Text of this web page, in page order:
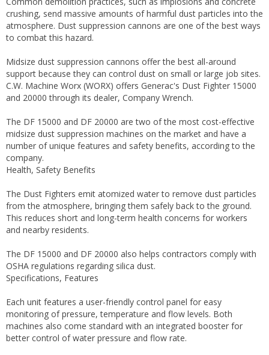
crushing, send massive amounts of harmful dust particles into the
atmosphere. Dust suppression cannons are one of the best ways
to combat this hazard.
Midsize dust suppression cannons offer the best all-around
support because they can control dust on small or large job sites.
C.W. Machine Worx (WORX) offers Generac's Dust Fighter 15000
and 20000 through its dealer, Company Wrench.
The DF 15000 and DF 20000 are two of the most cost-effective
midsize dust suppression machines on the market and have a
number of unique features and safety benefits, according to the
company.
Health, Safety Benefits
The Dust Fighters emit atomized water to remove dust particles
from the atmosphere, bringing them safely back to the ground.
This reduces short and long-term health concerns for workers
and nearby residents.
The DF 15000 and DF 20000 also helps contractors comply with
OSHA regulations regarding silica dust.
Specifications, Features
Each unit features a user-friendly control panel for easy
monitoring of pressure, temperature and flow levels. Both
machines also come standard with an integrated booster for
better control of water pressure and flow rate.